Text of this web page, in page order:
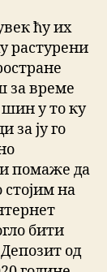
ћу их
растурени
за време
у то ку
за ју го
помаже да
на
бити
од